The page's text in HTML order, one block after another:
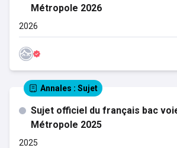
Métropole 2026
2026
Annales : Sujet
Sujet officiel du français bac
Métropole 2025
2025